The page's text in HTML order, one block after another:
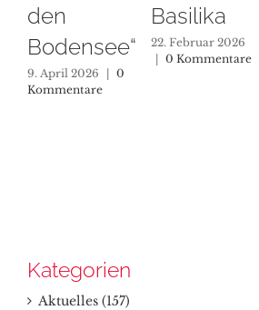
den
Bodensee“
9. April 2026 |
Kommentare
Basilika
22. Februar 2026
0 Kommentare
Kategorien
Aktuelles (157)